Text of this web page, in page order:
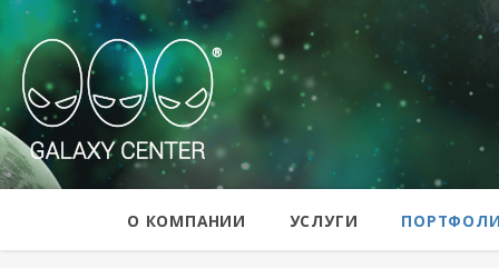
Galaxy Center
О КОМПАНИИ УСЛУГИ